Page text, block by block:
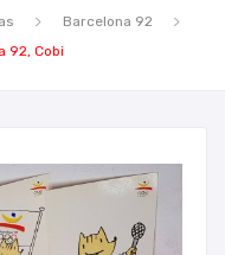
Barcelona 92
92, Cobi